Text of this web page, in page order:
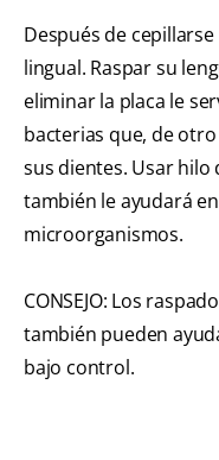
Después de
lingual. Raspar su
eliminar la placa le
bacterias que, de
sus dientes. Usar hilo
también le ayudará
microorganismos.
CONSEJO: Los
también pueden
bajo control.